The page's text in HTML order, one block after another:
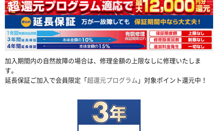
加入期間内の自然故障の場合は、修理金額の上限なしに修理いたしま
す。
延長保証ご加入で会員限定「超還元プログラム 」対象ポイント還元中！